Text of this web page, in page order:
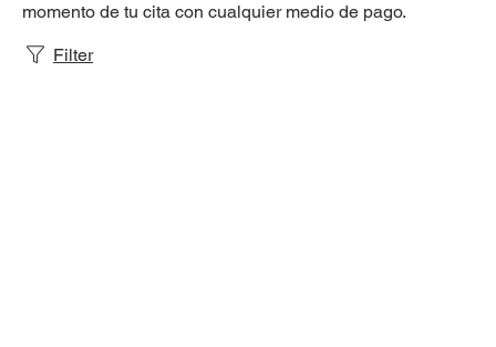
momento de tu cita con cualquier medio de pago.
Filter